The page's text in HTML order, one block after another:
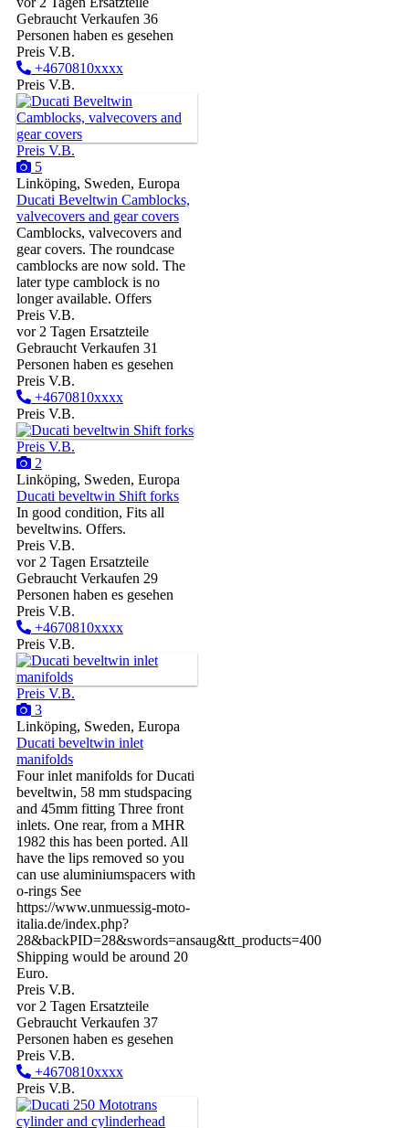
Gebraucht Verkaufen 36
Personen haben es gesehen
Preis V.B.
+4670810xxxx
Preis V.B.
Preis V.B.
5
Linköping, Sweden, Europa
Ducati Beveltwin Camblocks,
valvecovers and gear covers
Camblocks, valvecovers and
gear covers. The roundcase
camblocks are now sold. The
later type camblock is no
longer available. Offers
Preis V.B.
vor 2 Tagen Ersatzteile
Gebraucht Verkaufen 31
Personen haben es gesehen
Preis V.B.
+4670810xxxx
Preis V.B.
Preis V.B.
2
Linköping, Sweden, Europa
Ducati beveltwin Shift forks
In good condition, Fits all
beveltwins. Offers.
Preis V.B.
vor 2 Tagen Ersatzteile
Gebraucht Verkaufen 29
Personen haben es gesehen
Preis V.B.
+4670810xxxx
Preis V.B.
Preis V.B.
3
Linköping, Sweden, Europa
Ducati beveltwin inlet
manifolds
Four inlet manifolds for Ducati
beveltwin, 58 mm studspacing
and 45mm fitting Three front
inlets. One rear, from a MHR
1982 this has been ported. All
have the lips removed so you
can use aluminiumspacers with
o-rings See
https://www.unmuessig-moto-
italia.de/index.php?
28&backPID=28&swords=ansaug&tt_products=400
Shipping would be around 20
Euro.
Preis V.B.
vor 2 Tagen Ersatzteile
Gebraucht Verkaufen 37
Personen haben es gesehen
Preis V.B.
+4670810xxxx
Preis V.B.